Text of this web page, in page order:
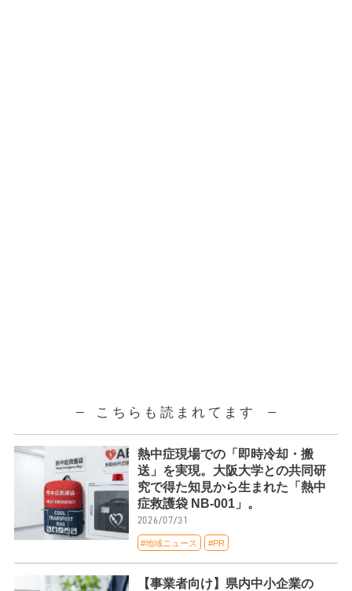
こちらも読まれてます
熱中症現場での「即時冷却・搬
送」を実現。大阪大学との共同研
究で得た知見から生まれた「熱中
症救護袋 NB-001」。
2026/07/31
#地域ニュース #PR
【事業者向け】県内中小企業の